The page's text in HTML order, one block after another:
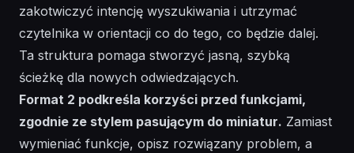
zakotwiczyć intencję wyszukiwania i utrzymać
czytelnika w orientacji co do tego, co będzie dalej.
Ta struktura pomaga stworzyć jasną, szybką
ścieżkę dla nowych odwiedzających.
Format 2 podkreśla korzyści przed funkcjami,
zgodnie ze stylem pasującym do miniatur. Zamiast
wymieniać funkcje, opisz rozwiązany problem, a